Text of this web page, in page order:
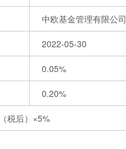
中欧基金管理有限公司
2022-05-30
0.05%
0.20%
税后）×5%